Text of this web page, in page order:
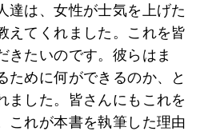
達は、女性が士気を上げた
えてくれました。これを皆
きたいのです。彼らはま
ために何ができるのか、と
ました。皆さんにもこれを
これが本書を執筆した理由